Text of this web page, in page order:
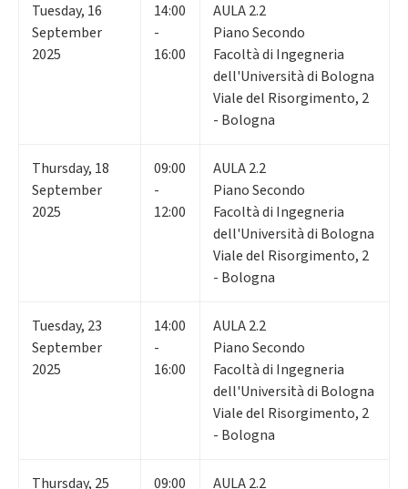
Tuesday, 16
September
2025
14:00
-
16:00
AULA 2.2
Piano Secondo
Facoltà di Ingegneria
dell'Università di Bologna
Viale del Risorgimento, 2
- Bologna
Thursday, 18
September
2025
09:00
-
12:00
AULA 2.2
Piano Secondo
Facoltà di Ingegneria
dell'Università di Bologna
Viale del Risorgimento, 2
- Bologna
Tuesday, 23
September
2025
14:00
-
16:00
AULA 2.2
Piano Secondo
Facoltà di Ingegneria
dell'Università di Bologna
Viale del Risorgimento, 2
- Bologna
Thursday, 25
09:00
AULA 2.2